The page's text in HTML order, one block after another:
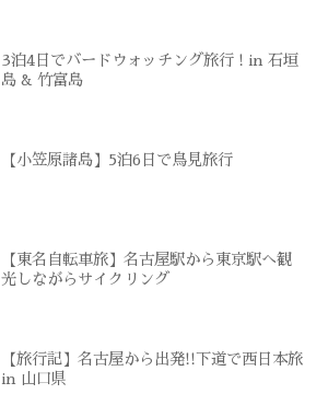
3泊4日でバードウォッチング旅行 ! in 石垣
島 & 竹富島
【小笠原諸島】5泊6日で鳥見旅行
【東名自転車旅】名古屋駅から東京駅へ観
光しながらサイクリング
【旅行記】名古屋から出発!!下道で西日本旅
in 山口県